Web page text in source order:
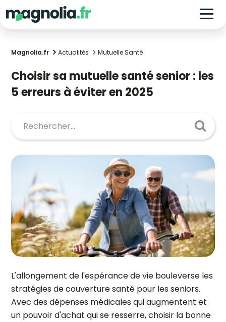
Magnolia.fr Actualités Mutuelle Santé
Choisir sa mutuelle santé senior : les
5 erreurs à éviter en 2025
L'allongement de l'espérance de vie bouleverse les
stratégies de couverture santé pour les seniors.
Avec des dépenses médicales qui augmentent et
un pouvoir d'achat qui se resserre, choisir la bonne